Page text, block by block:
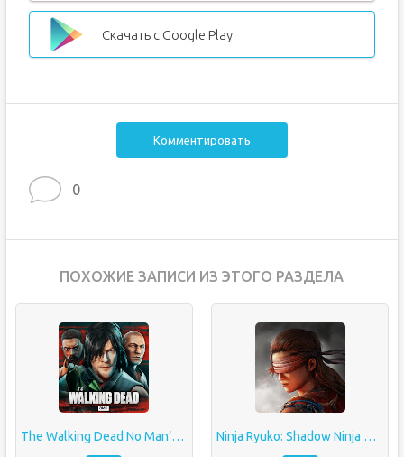
Скачать с Google Play
Комментировать
0
ПОХОЖИЕ ЗАПИСИ ИЗ ЭТОГО РАЗДЕЛА
The Walking Dead No Man’s Land Ninja Ryuko: Shadow Ninja Game